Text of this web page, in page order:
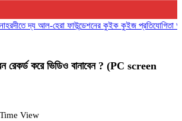
দ্য আল-হেরা ফাউন্ডেশনের কুইক কুইজ প্রতিযোগিতা অনুষ্ঠিত
রেকর্ড করে ভিডিও বানাবেন ? (PC screen
View